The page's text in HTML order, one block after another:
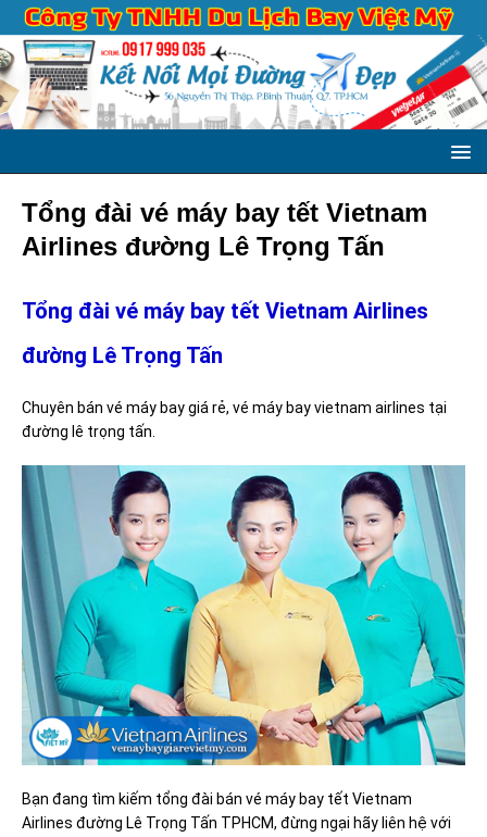
Tổng đài vé máy bay tết Vietnam
Airlines đường Lê Trọng Tấn
Tổng đài vé máy bay tết Vietnam Airlines
đường Lê Trọng Tấn
Chuyên bán vé máy bay giá rẻ, vé máy bay vietnam airlines tại
đường lê trọng tấn.
Bạn đang tìm kiếm tổng đài bán vé máy bay tết Vietnam
Airlines đường Lê Trọng Tấn TPHCM, đừng ngại hãy liên hệ với